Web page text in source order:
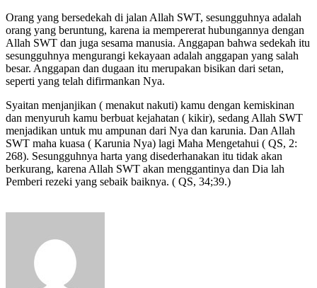
Orang yang bersedekah di jalan Allah SWT, sesungguhnya adalah
orang yang beruntung, karena ia mempererat hubungannya dengan
Allah SWT dan juga sesama manusia. Anggapan bahwa sedekah itu
sesungguhnya mengurangi kekayaan adalah anggapan yang salah
besar. Anggapan dan dugaan itu merupakan bisikan dari setan,
seperti yang telah difirmankan Nya.
Syaitan menjanjikan ( menakut nakuti) kamu dengan kemiskinan
dan menyuruh kamu berbuat kejahatan ( kikir), sedang Allah SWT
menjadikan untuk mu ampunan dari Nya dan karunia. Dan Allah
SWT maha kuasa ( Karunia Nya) lagi Maha Mengetahui ( QS, 2:
268). Sesungguhnya harta yang disederhanakan itu tidak akan
berkurang, karena Allah SWT akan menggantinya dan Dia lah
Pemberi rezeki yang sebaik baiknya. ( QS, 34;39.)